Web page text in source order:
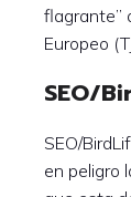
flagrante”
Europeo
SEO/
SEO/
en peligro